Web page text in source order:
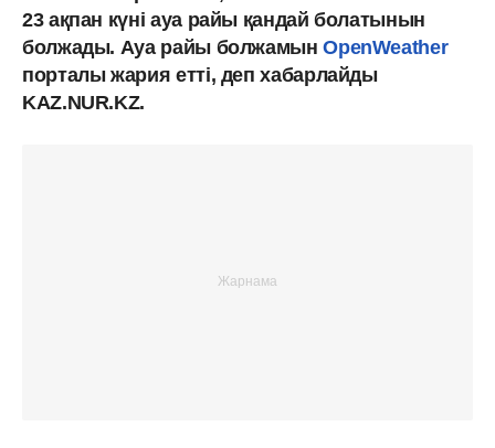
23 ақпан күні ауа райы қандай болатынын
болжады. Ауа райы болжамынOpenWeather
порталы жария етті, деп хабарлайды
KAZ.NUR.KZ.